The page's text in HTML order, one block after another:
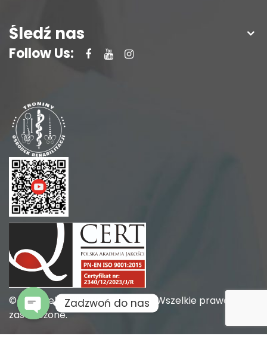
Śledź nas
Follow Us:
© 2026 rehabilitacja-troniny.pl. Wszelkie prawa
zastrzeżone.
Zadzwoń do nas